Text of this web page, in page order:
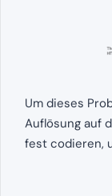
Um dieses
Auflösung auf
fest codieren,